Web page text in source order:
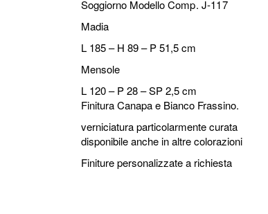
Soggiorno ModelloComp. J-117
Madia
L 185 – H 89 – P 51,5 cm
Mensole
L 120 – P 28 – SP 2,5 cm
Finitura Canapa e Bianco Frassino.
verniciatura particolarmente curata
disponibile anche in altre colorazioni
Finiture personalizzate a richiesta